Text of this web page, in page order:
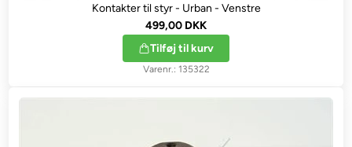
Kontakter til styr - Urban - Venstre
499,00 DKK
Tilføj til kurv
135322